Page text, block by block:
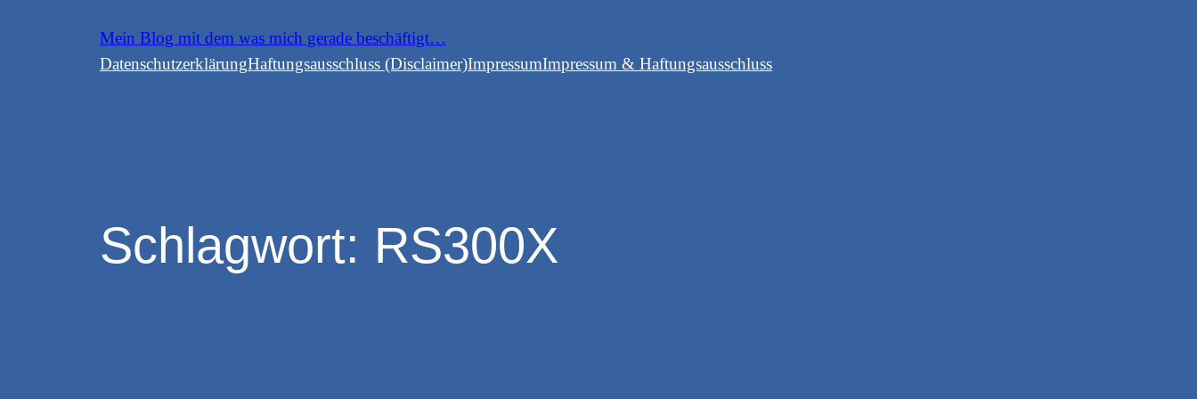
Mein Blog mit dem was mich gerade beschäftigt…
DatenschutzerklärungHaftungsausschluss (Disclaimer)ImpressumImpressum & Haftungsausschluss
Schlagwort: RS300X